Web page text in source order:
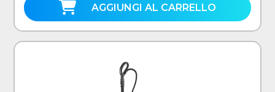
AGGIUNGI AL CARRELLO